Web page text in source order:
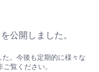
公開しました。
た。今後も定期的に様々な
覧ください。